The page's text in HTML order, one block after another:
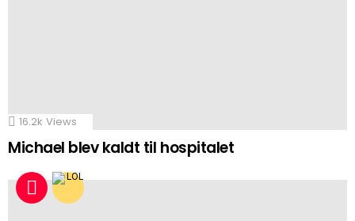
16.2k Views
Michael blev kaldt til hospitalet